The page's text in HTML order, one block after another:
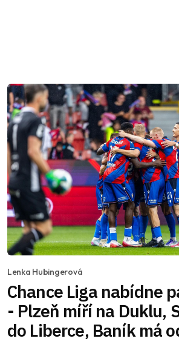
Lenka Hubingerová
Chance Liga nabídne
- Plzeň míří na Duklu,
do Liberce, Baník má